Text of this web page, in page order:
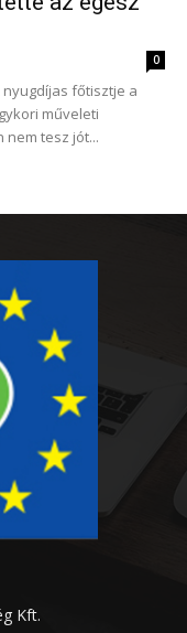
0
főtisztje a
műveleti
nem tesz jót...
Kft.